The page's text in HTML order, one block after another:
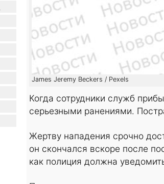
James Jeremy Beckers / Pexels
Когда сотрудники служб
серьезными ранениями.
Жертву нападения срочно
он скончался вскоре после
как полиция должна